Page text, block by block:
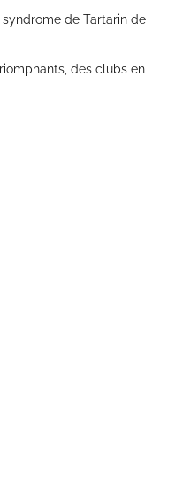
syndrome de Tartarin de
des clubs en